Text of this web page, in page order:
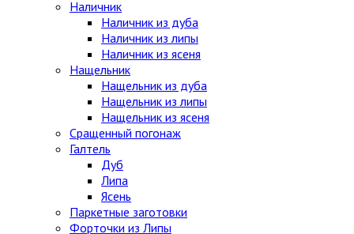
Наличник
Наличник из дуба
Наличник из липы
Наличник из ясеня
Нащельник
Нащельник из дуба
Нащельник из липы
Нащельник из ясеня
Сращенный погонаж
Галтель
Дуб
Липа
Ясень
Паркетные заготовки
Форточки из Липы